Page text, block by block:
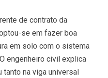
de contrato da
se em fazer boa
em solo com o sistema
engenheiro civil explica
na viga universal